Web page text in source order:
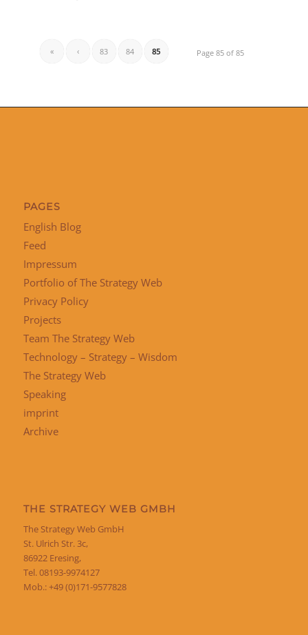
Page 85 of 85
« ‹ 83 84 85
PAGES
English Blog
Feed
Impressum
Portfolio of The Strategy Web
Privacy Policy
Projects
Team The Strategy Web
Technology – Strategy – Wisdom
The Strategy Web
Speaking
imprint
Archive
THE STRATEGY WEB GMBH
The Strategy Web GmbH
St. Ulrich Str. 3c,
86922 Eresing,
Tel. 08193-9974127
Mob.: +49 (0)171-9577828